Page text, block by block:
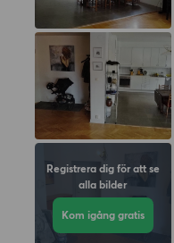
Registrera dig för att se
alla bilder
Kom igång gratis